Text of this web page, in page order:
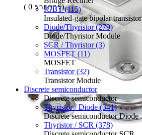
( 0 รายการ)
IGBT (115)
Insulated-gate bipolar transistor
Diode/Thyristor (279)
Diode/Thyristor Module
SCR / Thyristor (3)
MOSFET (11)
MOSFET
Transistor (32)
Transistor Module
Discrete semiconductor
Discrete semiconductor
Thyristor / Diode (341)
Discrete semiconductor Diode
Thyristor / SCR (378)